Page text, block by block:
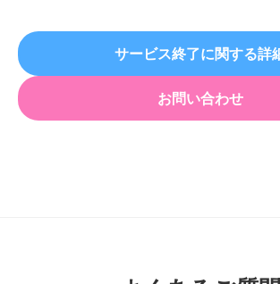
サービス終了に関する詳
お問い合わせ